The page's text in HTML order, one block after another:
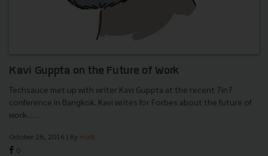
Kavi Guppta on the Future of Work
Techsauce met up with writer Kavi Guppta at the recent 7in7
conference in Bangkok. Kavi writes for Forbes about the future of
work.......
October 28, 2016 | By matt
0